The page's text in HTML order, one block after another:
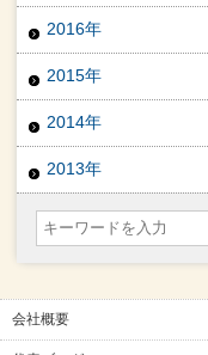
2016年
2015年
2014年
2013年
会社概要